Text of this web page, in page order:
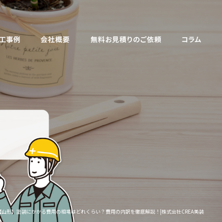
形】塗装にかかる費用の相場はどれくらい？費用の内訳を徹底解説！|株式会社CREA美装